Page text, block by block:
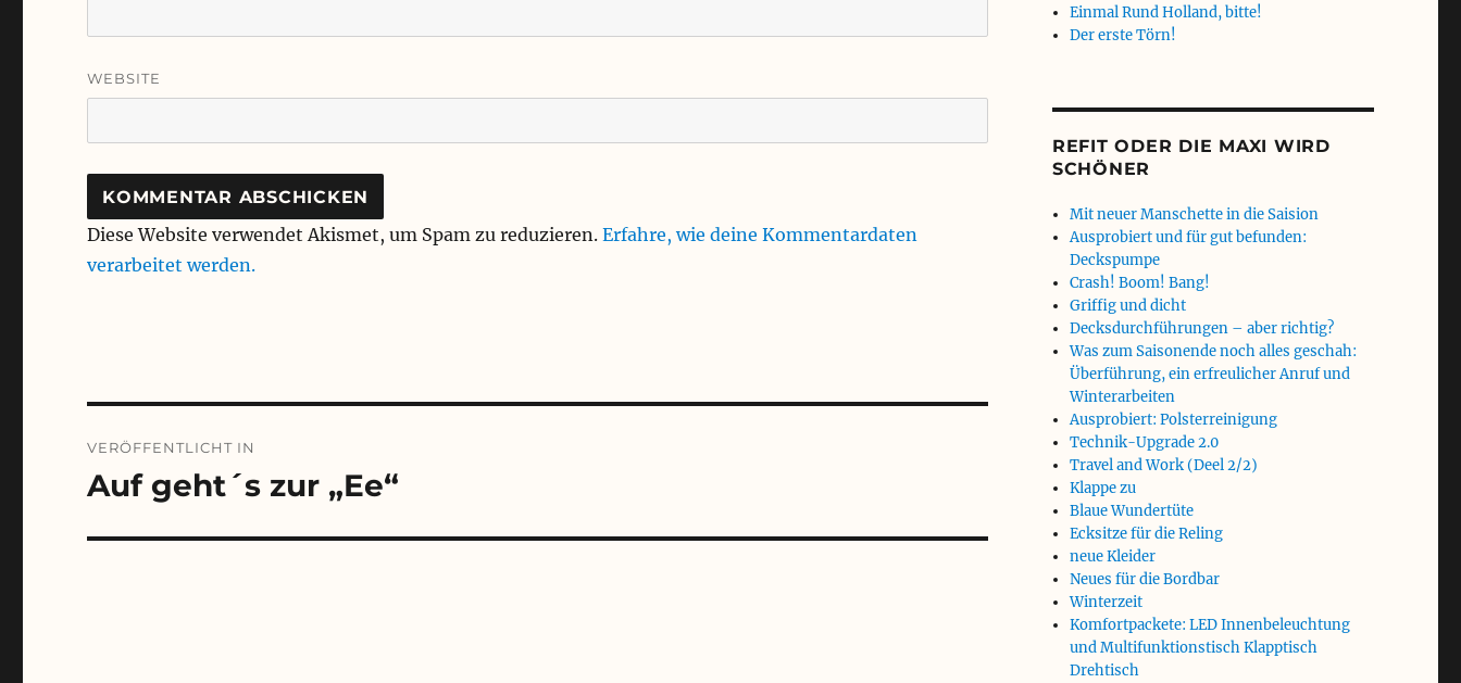
WEBSITE
Diese Website verwendet Akismet, um Spam zu reduzieren.Erfahre, wie deine Kommentardaten
verarbeitet werden.
VERÖFFENTLICHT IN
Auf geht´s zur „Ee“
Einmal Rund Holland, bitte!
Der erste Törn!
REFIT ODER DIE MAXI WIRD
SCHÖNER
Mit neuer Manschette in die Saision
Ausprobiert und für gut befunden:
Deckspumpe
Crash! Boom! Bang!
Griffig und dicht
Decksdurchführungen – aber richtig?
Was zum Saisonende noch alles geschah:
Überführung, ein erfreulicher Anruf und
Winterarbeiten
Ausprobiert: Polsterreinigung
Technik-Upgrade 2.0
Travel and Work (Deel 2/2)
Klappe zu
Blaue Wundertüte
Ecksitze für die Reling
neue Kleider
Neues für die Bordbar
Winterzeit
Komfortpackete: LED Innenbeleuchtung
und Multifunktionstisch Klapptisch
Drehtisch